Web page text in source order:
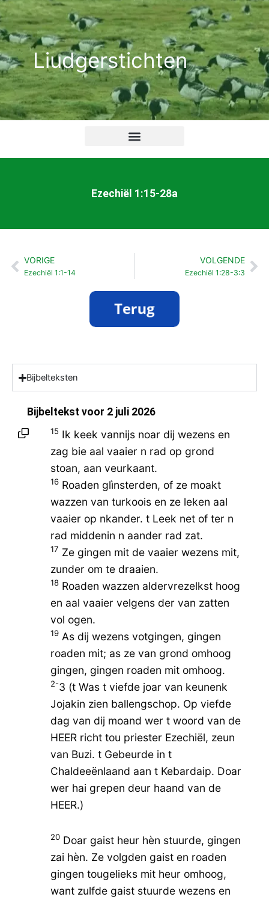
Ga
naar
de
inhoudLiudgerstichten
Ezechiël 1:15-28a
Vorige
VORIGE
Ezechiël 1:1-14
VOLGENDE
Ezechiël 1:28-3:3
Bijbelteksten
Bijbeltekst voor 2 juli 2026
15 Ik keek vannijs noar dij wezens en
zag bie aal vaaier n rad op grond
stoan, aan veurkaant.
16Roaden glìnsterden, of ze moakt
wazzen van turkoois en ze leken aal
vaaier op nkander. t Leek net of ter n
rad middenin n aander rad zat.
17 Ze gingen mit de vaaier wezens mit,
zunder om te draaien.
18Roaden wazzen aldervrezelkst hoog
en aal vaaier velgens der van zatten
vol ogen.
19As dij wezens votgingen, gingen
roaden mit; as ze van grond omhoog
gingen, gingen roaden mit omhoog.
2-3 (t Was t viefde joar van keunenk
Jojakin zien ballengschop. Op viefde
dag van dij moand wer t woord van de
HEER richt tou priester Ezechiël, zeun
van Buzi. t Gebeurde in t
Chaldeeënlaand aan t Kebardaip. Doar
wer hai grepen deur haand van de
HEER.)
20Doar gaist heur hèn stuurde, gingen
zai hèn. Ze volgden gaist en roaden
gingen tougelieks mit heur omhoog,
want zulfde gaist stuurde wezens en